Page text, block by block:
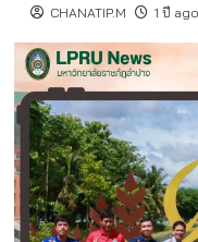
CHANATIP.M 1 ปี ago